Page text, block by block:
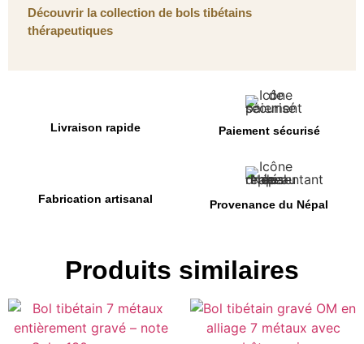
Découvrir la collection de bols tibétains
thérapeutiques
Livraison rapide Paiement sécurisé
Fabrication artisanal Provenance du Népal
Produits similaires